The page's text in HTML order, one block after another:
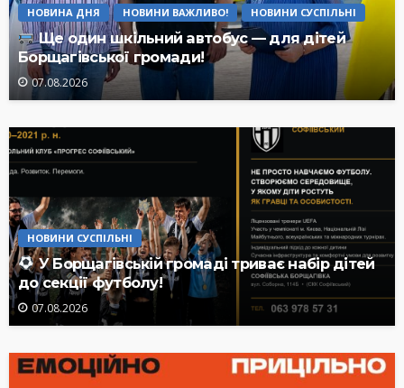
НОВИНА ДНЯ НОВИНИ ВАЖЛИВО! НОВИНИ СУСПІЛЬНІ
Ще один шкільний автобус — для дітей
Борщагівської громади!
07.08.2026
НОВИНИ СУСПІЛЬНІ
У Борщагівській громаді триває набір дітей
до секції футболу!
07.08.2026